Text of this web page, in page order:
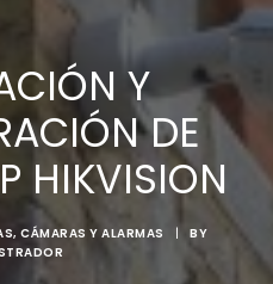
Y
DE
HIKVISION
, CÁMARAS Y ALARMAS |
BY